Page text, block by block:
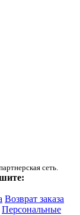
сеть.
Возврат заказа
Персональные